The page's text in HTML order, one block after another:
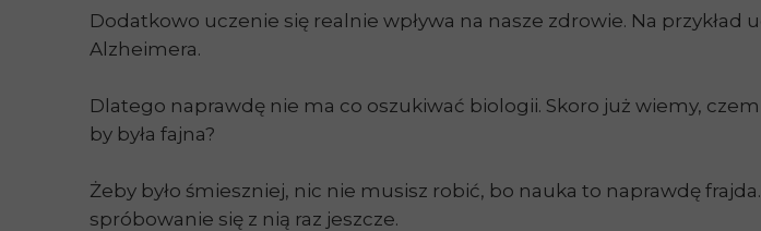
Dodatkowo uczenie się realnie wpływa na nasze zdrowie. Na
Alzheimera.
Dlatego naprawdę nie ma co oszukiwać biologii. Skoro już wiemy,
by była fajna?
Żeby było śmieszniej, nic nie musisz robić, bo nauka to naprawdę
spróbowanie się z nią raz jeszcze.